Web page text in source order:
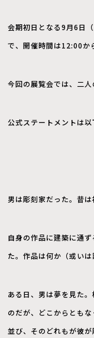
会期初日となる9月6日
で、開催時間は12:00か
今回の展覧会では、二人
公式ステートメントは以
男は彫刻家だった。昔
自身の作品に建築に通
た。作品は何か（或い
ある日、男は夢を見た
のだが、どこからとも
並び、そのどれもが彼